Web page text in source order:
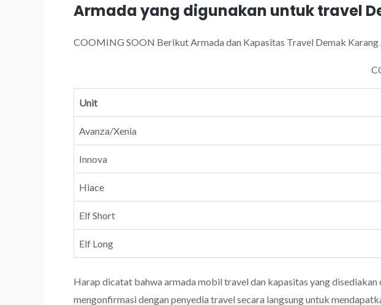
Armada yang digunakan untuk travel
COOMING SOON Berikut Armada dan Kapasitas Travel Demak Karang
Unit
Avanza/Xenia
Innova
Hiace
Elf Short
Elf Long
Harap dicatat bahwa armada mobil travel dan kapasitas yang
mengonfirmasi dengan penyedia travel secara langsung untuk